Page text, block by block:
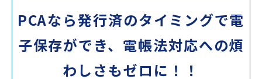
PCAなら発行済のタイミングで電
子保存ができ、電帳法対応への煩
わしさもゼロに！！